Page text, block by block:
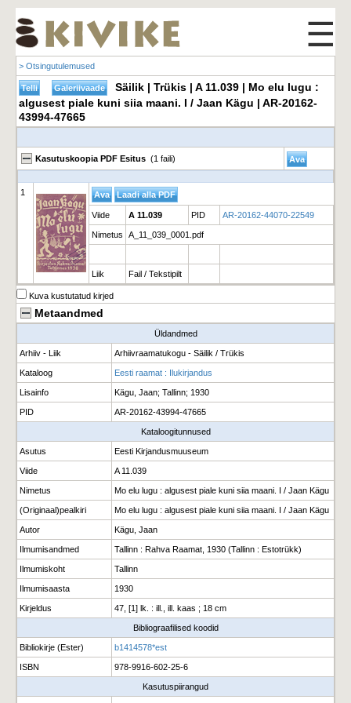
☰
> Otsingutulemused
Säilik | Trükis | A 11.039 | Mo elu lugu :
algusest piale kuni siia maani. I / Jaan Kägu | AR-20162-
43994-47665
Kasutuskoopia PDF Esitus (1 faili)
1
Viide A 11.039 PID AR-20162-44070-22549
Nimetus A_11_039_0001.pdf
Liik Fail / Tekstipilt
Kuva kustutatud kirjed
Metaandmed
Üldandmed
Arhiiv - Liik Arhiivraamatukogu - Säilik / Trükis
Kataloog Eesti raamat : Ilukirjandus
Lisainfo Kägu, Jaan; Tallinn; 1930
PID AR-20162-43994-47665
Kataloogitunnused
Asutus Eesti Kirjandusmuuseum
Viide A 11.039
Nimetus Mo elu lugu : algusest piale kuni siia maani. I / Jaan Kägu
(Originaal)pealkiri Mo elu lugu : algusest piale kuni siia maani. I / Jaan Kägu
Autor Kägu, Jaan
Ilmumisandmed Tallinn : Rahva Raamat, 1930 (Tallinn : Estotrükk)
Ilmumiskoht Tallinn
Ilmumisaasta 1930
Kirjeldus 47, [1] lk. : ill., ill. kaas ; 18 cm
Bibliograafilised koodid
Bibliokirje (Ester) b1414578*est
ISBN 978-9916-602-25-6
Kasutuspiirangud